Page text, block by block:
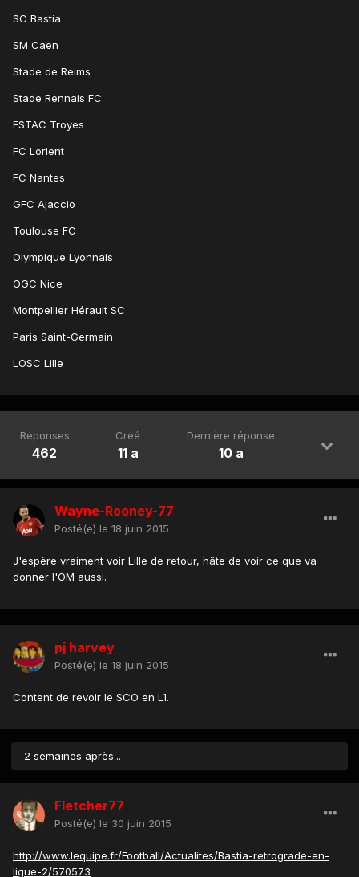
SC Bastia
SM Caen
Stade de Reims
Stade Rennais FC
ESTAC Troyes
FC Lorient
FC Nantes
GFC Ajaccio
Toulouse FC
Olympique Lyonnais
OGC Nice
Montpellier Hérault SC
Paris Saint-Germain
LOSC Lille
Réponses
462
Créé
11 a
Dernière réponse
10 a
Wayne-Rooney-77
Posté(e) le 18 juin 2015
J'espère vraiment voir Lille de retour, hâte de voir ce que va
donner l'OM aussi.
pj harvey
Posté(e) le 18 juin 2015
Content de revoir le SCO en L1.
2 semaines après...
Fletcher77
Posté(e) le 30 juin 2015
http://www.lequipe.fr/Football/Actualites/Bastia-retrograde-en-
ligue-2/570573